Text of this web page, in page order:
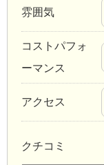
雰囲気
コストパフォ
ーマンス
アクセス
クチコミ